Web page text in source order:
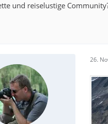
und reiselustige
26.